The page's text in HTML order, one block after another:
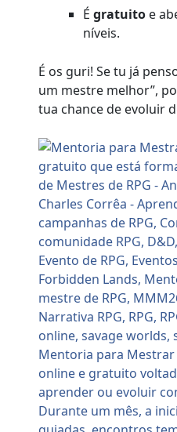
Égratuito e
níveis.
É os guri! Se tu já
um mestre melhor”,
tua chance de evoluir